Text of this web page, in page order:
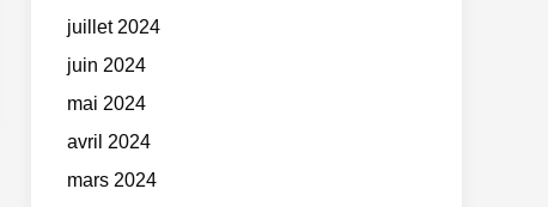
juillet 2024
juin 2024
mai 2024
avril 2024
mars 2024